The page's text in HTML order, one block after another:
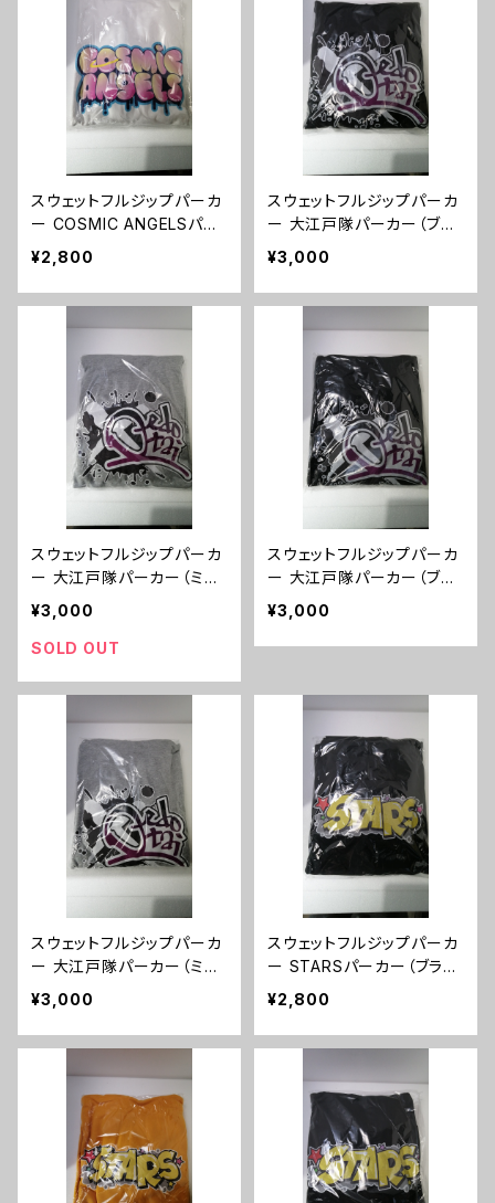
スウェットフルジップパーカ
ー COSMIC ANGELSパー
カー（ホワイト）Lサイズ
¥2,800
スウェットフルジップパーカ
ー 大江戸隊パーカー（ブラ
ック）XLサイズ
¥3,000
スウェットフルジップパーカ
ー 大江戸隊パーカー（ミッ
クスグレー/ブラック）XLサ
イズ
¥3,000
SOLD OUT
スウェットフルジップパーカ
ー 大江戸隊パーカー（ブラ
ック）Lサイズ
¥3,000
スウェットフルジップパーカ
ー 大江戸隊パーカー（ミッ
クスグレー/ブラック）Lサイ
¥3,000
スウェットフルジップパーカ
ー STARSパーカー（ブラッ
ク）XLサイズ
¥2,800